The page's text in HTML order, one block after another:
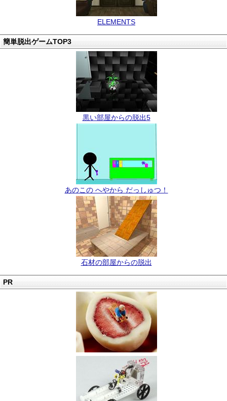
ELEMENTS
簡単脱出ゲームTOP3
黒い部屋からの脱出5
あのこの へやから だっしゅつ！
石材の部屋からの脱出
PR